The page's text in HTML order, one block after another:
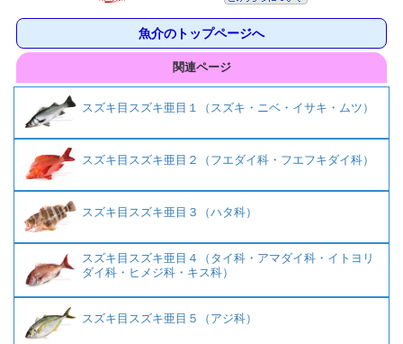
魚介のトップページへ
関連ページ
スズキ目スズキ亜目１（スズキ・ニベ・イサキ・ムツ）
スズキ目スズキ亜目２（フエダイ科・フエフキダイ科）
スズキ目スズキ亜目３（ハタ科）
スズキ目スズキ亜目４（タイ科・アマダイ科・イトヨリ
ダイ科・ヒメジ科・キス科）
スズキ目スズキ亜目５（アジ科）